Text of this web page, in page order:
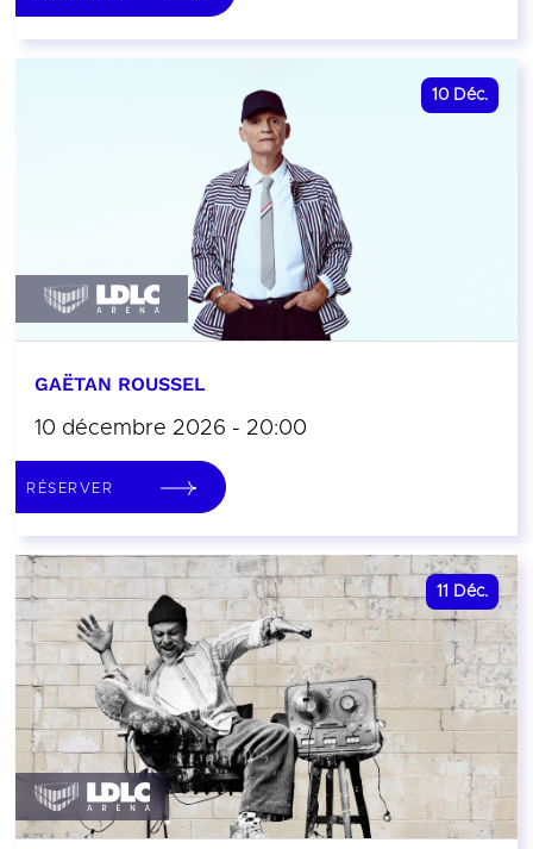
10 Déc.
GAËTAN ROUSSEL
10 décembre 2026 - 20:00
RÉSERVER
11 Déc.